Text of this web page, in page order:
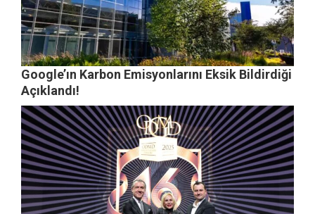
Google’ın Karbon Emisyonlarını Eksik Bildirdiği
Açıklandı!